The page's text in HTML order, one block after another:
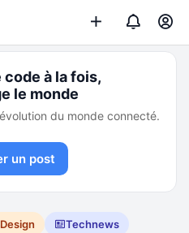
code à la fois,
le monde
du monde connecté.
un post
Design Technews